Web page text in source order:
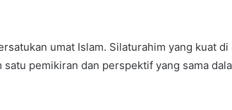
umat Islam. Silaturahim yang kuat di
pemikiran dan perspektif yang sama